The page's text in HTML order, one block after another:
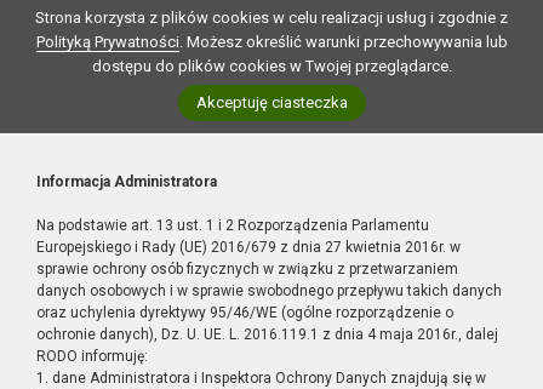
Strona korzysta z plików cookies w celu realizacji usług i zgodnie z
Polityką Prywatności. Możesz określić warunki przechowywania lub
dostępu do plików cookies w Twojej przeglądarce.
Akceptuję ciasteczka
Informacja Administratora
Na podstawie art. 13 ust. 1 i 2 Rozporządzenia Parlamentu
Europejskiego i Rady (UE) 2016/679 z dnia 27 kwietnia 2016r. w
sprawie ochrony osób fizycznych w związku z przetwarzaniem
danych osobowych i w sprawie swobodnego przepływu takich danych
oraz uchylenia dyrektywy 95/46/WE (ogólne rozporządzenie o
ochronie danych), Dz. U. UE. L. 2016.119.1 z dnia 4 maja 2016r., dalej
RODO informuję:
1. dane Administratora i Inspektora Ochrony Danych znajdują się w